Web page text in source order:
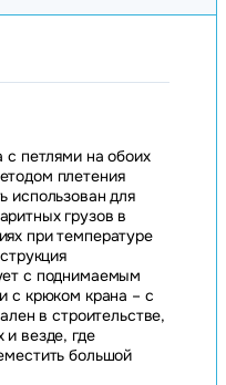
с петлями на обоих
плетения
использован для
грузов в
при температуре
с поднимаемым
с крюком крана – с
в строительстве,
везде, где
большой